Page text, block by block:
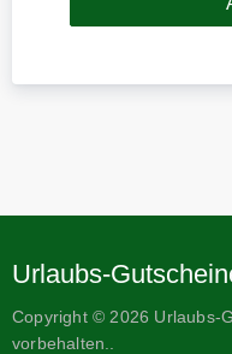
Urlaubs-
Copyright © 2026 Urlaubs-
vorbehalten..